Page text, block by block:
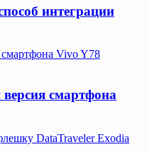
интеграции
смартфона Vivo Y78
смартфона
DataTraveler Exodia